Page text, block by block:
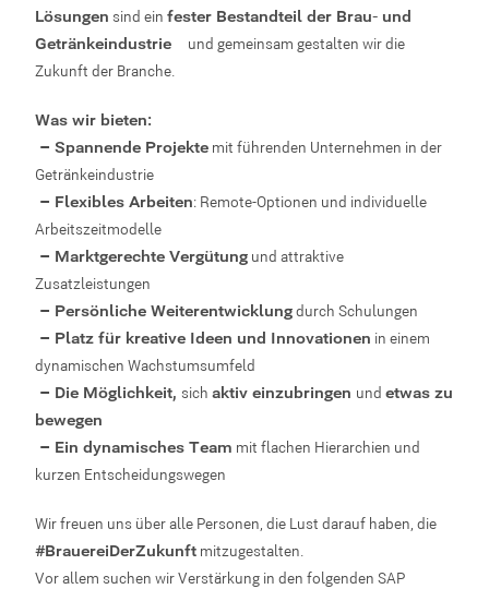
Lösungen sind einfester Bestandteil der Brau- und
Getränkeindustrie – und gemeinsam gestalten wir die
Zukunft der Branche.
Was wir bieten:
– Spannende Projekte mit führenden Unternehmen in der
Getränkeindustrie
– Flexibles Arbeiten: Remote-Optionen und individuelle
Arbeitszeitmodelle
– Marktgerechte Vergütung und attraktive
Zusatzleistungen
– Persönliche Weiterentwicklungdurch Schulungen
– Platz für kreative Ideen und Innovationen in einem
dynamischen Wachstumsumfeld
– Die Möglichkeit, sichaktiv einzubringen undetwas zu
bewegen
– Ein dynamisches Team mit flachen Hierarchien und
kurzen Entscheidungswegen
Wir freuen uns über alle Personen, die Lust darauf haben, die
#BrauereiDerZukunft mitzugestalten.
Vor allem suchen wir Verstärkung in den folgenden SAP